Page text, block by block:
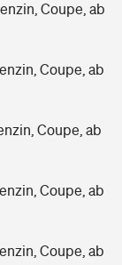
Coupe, ab
Coupe, ab
Coupe, ab
Coupe, ab
Coupe, ab